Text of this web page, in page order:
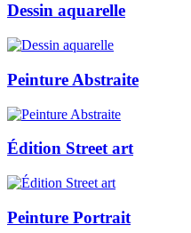
Dessin aquarelle
Peinture Abstraite
Édition Street art
Peinture Portrait